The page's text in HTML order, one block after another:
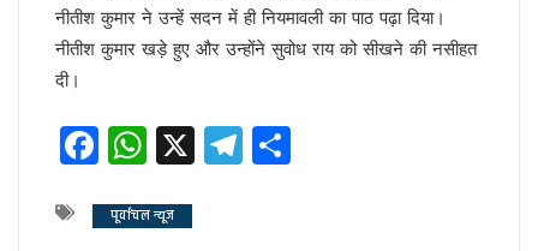
पीएम पद से इस्तीफा देंगे मोदी !
योगी की राह पर धामी !
सैनिटरी पैड पर राहुल गांधी…
झूठा साबित हुए ट्रम्प !
योगी से कड़वाहट खत्म..
अमेरिका का घमंड चकनाचूर करेगा तेजस!
नीतीश कुमार ने उन्हें सदन में ही नियमावली का पाठ पढ़ा दिया।
नीतीश कुमार खड़े हुए और उन्होंने सुवोध राय को सीखने की नसीहत
दी।
Facebook
WhatsApp
X Telegram
पूर्वांचल न्यूज